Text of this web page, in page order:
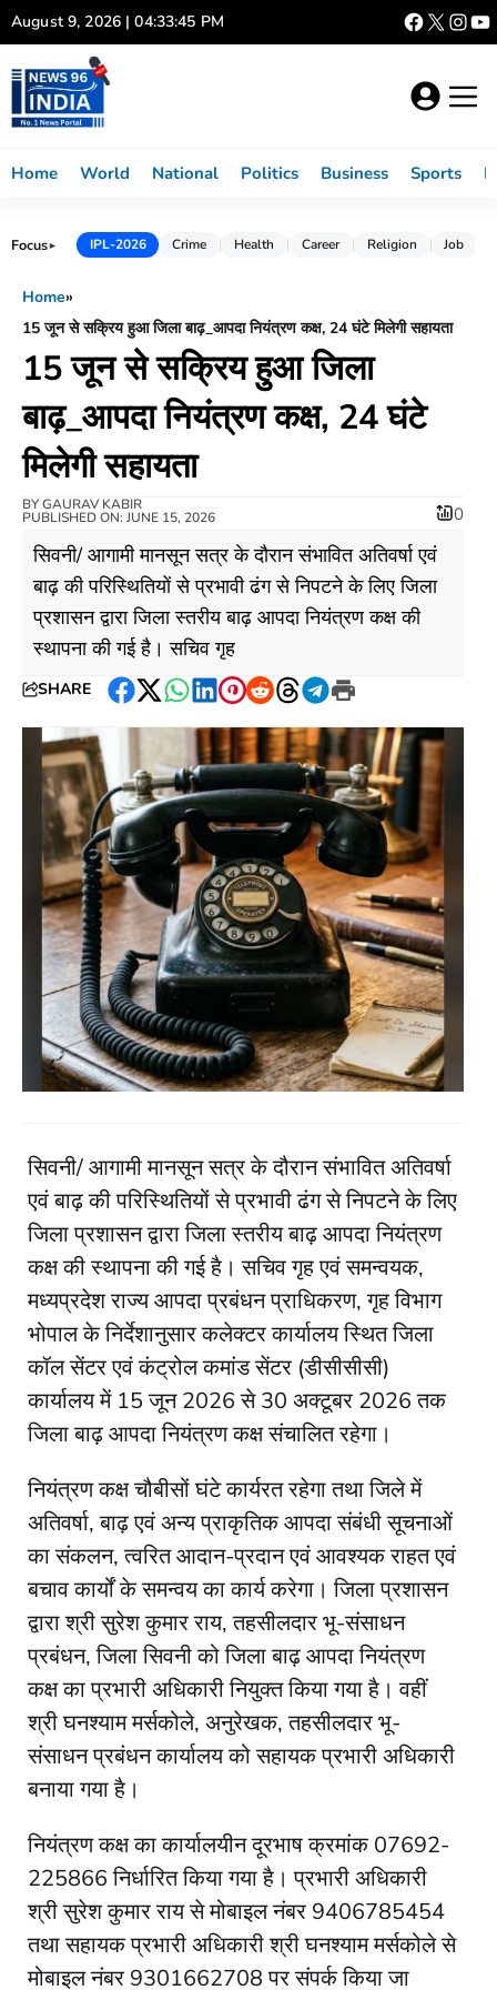
Skip
to
content
August 9, 2026 | 04:33:45 PM
Home World National Politics Business Sports
Focus► IPL-2026 Crime Health Career Religion Job
Home»
15 जून से सक्रिय हुआ जिला बाढ़_आपदा नियंत्रण कक्ष, 24 घंटे मिलेगी सहायता
15 जून से सक्रिय हुआ जिला
बाढ़_आपदा नियंत्रण कक्ष, 24 घंटे
मिलेगी सहायता
BYGAURAV KABIR
PUBLISHED ON: JUNE 15, 2026 0
सिवनी/ आगामी मानसून सत्र के दौरान संभावित अतिवर्षा एवं
बाढ़ की परिस्थितियों से प्रभावी ढंग से निपटने के लिए जिला
प्रशासन द्वारा जिला स्तरीय बाढ़ आपदा नियंत्रण कक्ष की
स्थापना की गई है। सचिव गृह
SHARE
Facebook
Twitter
WhatsApp
LinkedIn
Pinterest
RedditThreads
Telegram
Print
सिवनी/ आगामी मानसून सत्र के दौरान संभावित अतिवर्षा
एवं बाढ़ की परिस्थितियों से प्रभावी ढंग से निपटने के लिए
जिला प्रशासन द्वारा जिला स्तरीय बाढ़ आपदा नियंत्रण
कक्ष की स्थापना की गई है। सचिव गृह एवं समन्वयक,
मध्यप्रदेश राज्य आपदा प्रबंधन प्राधिकरण, गृह विभाग
भोपाल के निर्देशानुसार कलेक्टर कार्यालय स्थित जिला
कॉल सेंटर एवं कंट्रोल कमांड सेंटर (डीसीसीसी)
कार्यालय में 15 जून 2026 से 30 अक्टूबर 2026 तक
जिला बाढ़ आपदा नियंत्रण कक्ष संचालित रहेगा।
नियंत्रण कक्ष चौबीसों घंटे कार्यरत रहेगा तथा जिले में
अतिवर्षा, बाढ़ एवं अन्य प्राकृतिक आपदा संबंधी सूचनाओं
का संकलन, त्वरित आदान-प्रदान एवं आवश्यक राहत एवं
बचाव कार्यों के समन्वय का कार्य करेगा। जिला प्रशासन
द्वारा श्री सुरेश कुमार राय, तहसीलदार भू-संसाधन
प्रबंधन, जिला सिवनी को जिला बाढ़ आपदा नियंत्रण
कक्ष का प्रभारी अधिकारी नियुक्त किया गया है। वहीं
श्री घनश्याम मर्सकोले, अनुरेखक, तहसीलदार भू-
संसाधन प्रबंधन कार्यालय को सहायक प्रभारी अधिकारी
बनाया गया है।
नियंत्रण कक्ष का कार्यालयीन दूरभाष क्रमांक 07692-
225866 निर्धारित किया गया है। प्रभारी अधिकारी
श्री सुरेश कुमार राय से मोबाइल नंबर 9406785454
तथा सहायक प्रभारी अधिकारी श्री घनश्याम मर्सकोले से
मोबाइल नंबर 9301662708 पर संपर्क किया जा